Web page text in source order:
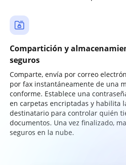
Compartición y
seguros
Comparte, envía por correo
por fax instantáneamente de una
conforme. Establece una
en carpetas encriptadas y habilita
destinatario para controlar quién
documentos. Una vez finalizado,
seguros en la nube.